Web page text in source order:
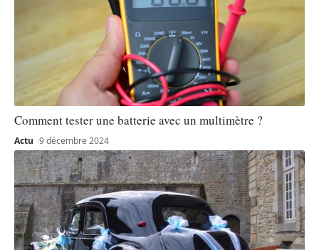
Comment tester une batterie avec un multimètre ?
Actu 9 décembre 2024